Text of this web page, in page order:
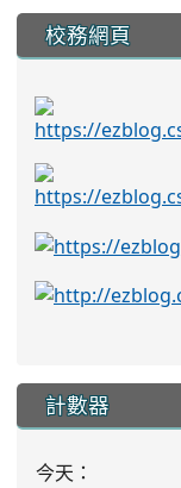
校務網頁
計數器
今天：